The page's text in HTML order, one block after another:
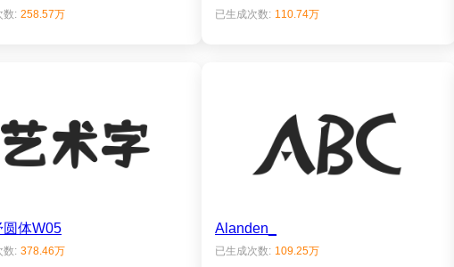
数: 258.57万 已生成次数: 110.74万
圆体W05
数: 378.46万
Alanden_
已生成次数: 109.25万